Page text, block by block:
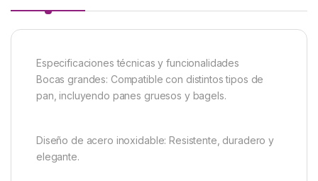
Especificaciones técnicas y funcionalidades
Bocas grandes: Compatible con distintos tipos de
pan, incluyendo panes gruesos y bagels.
Diseño de acero inoxidable: Resistente, duradero y
elegante.